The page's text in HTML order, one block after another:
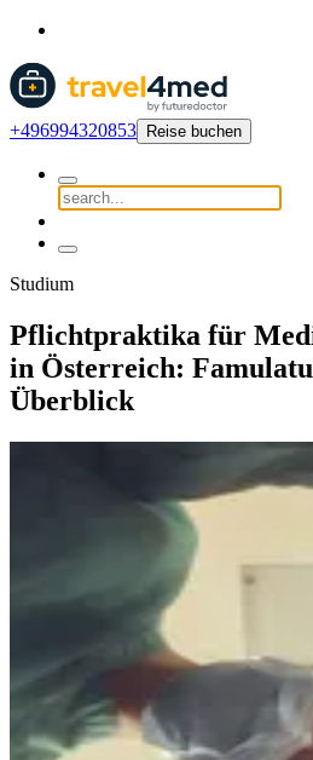
+496994320853 Reise buchen
Studium
Pflichtpraktika für
in Österreich:
Überblick